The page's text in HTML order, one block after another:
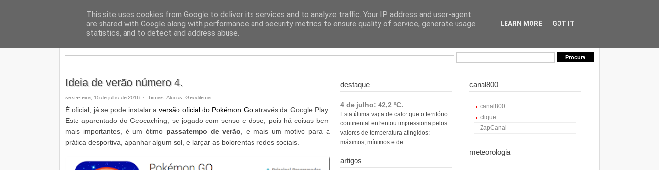
Geopalavras
Ideia de verão número 4.
sexta-feira, 15 de julho de 2016 · Temas: Alunos Geodilema
É oficial, já se pode instalar aversão oficial do Pokémon Goatravés da Google Play!
Este aparentado do Geocaching, se jogado com senso e dose, pois há coisas bem
mais importantes, é um ótimo passatempo de verão , e mais um motivo para a
prática desportiva, apanhar algum sol, e largar as bolorentas redes sociais.
destaque
4 de julho: 42,2 ºC.
Esta última vaga de calor que o território
continental enfrentou impressiona pelos
valores de temperatura atingidos:
máximos, mínimos e de ...
artigos
canal800
canal800
clique
ZapCanal
meteorologia
This site uses cookies from Google to deliver its services and to analyze traffic. Your IP address and user-agent
are shared with Google along with performance and security metrics to ensure quality of service, generate usage
statistics, and to detect and address abuse.
LEARN MORE GOT IT